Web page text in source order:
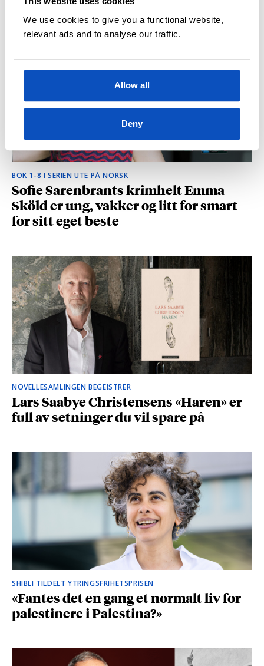
We use cookies to give you a functional website,
relevant ads and to analyse our traffic.
Allow all
Deny
hvilke deler som fikk folk til å le høyt
BOK 1-8 I SERIEN UTE PÅ NORSK
Sofie Sarenbrants krimhelt Emma
Sköld er ung, vakker og litt for smart
for sitt eget beste
NOVELLESAMLINGEN BEGEISTRER
Lars Saabye Christensens «Haren» er
full av setninger du vil spare på
SHIBLI TILDELT YTRINGSFRIHETSPRISEN
«Fantes det en gang et normalt liv for
palestinere i Palestina?»